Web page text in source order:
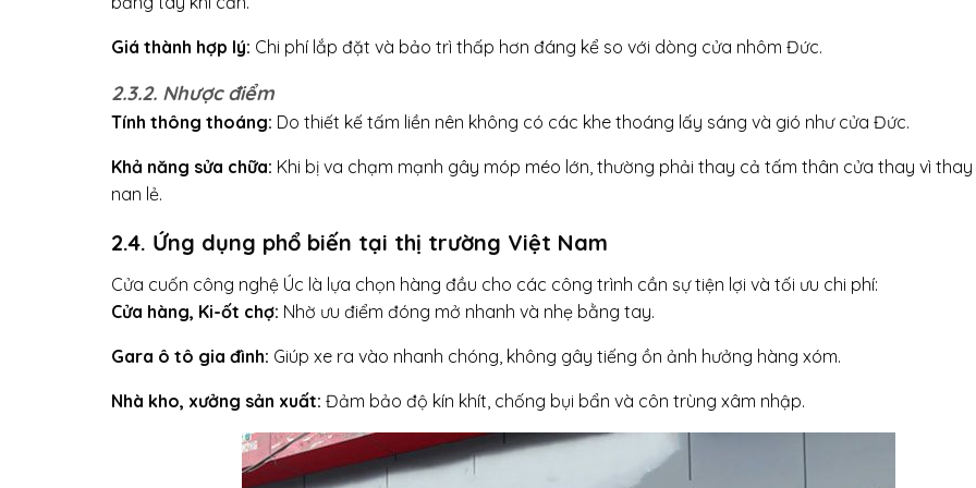
Giá thành hợp lý: Chi phí lắp đặt và bảo trì thấp hơn đáng kể so với dòng cửa nhôm Đức.
2.3.2. Nhược điểm
Tính thông thoáng: Do thiết kế tấm liền nên không có các khe thoáng lấy sáng và gió như cửa Đức.
Khả năng sửa chữa: Khi bị va chạm mạnh gây móp méo lớn, thường phải thay cả tấm thân cửa thay vì
nan lẻ.
2.4. Ứng dụng phổ biến tại thị trường Việt Nam
Cửa cuốn công nghệ Úc là lựa chọn hàng đầu cho các công trình cần sự tiện lợi và tối ưu chi phí:
Cửa hàng, Ki-ốt chợ: Nhờ ưu điểm đóng mở nhanh và nhẹ bằng tay.
Gara ô tô gia đình: Giúp xe ra vào nhanh chóng, không gây tiếng ồn ảnh hưởng hàng xóm.
Nhà kho, xưởng sản xuất: Đảm bảo độ kín khít, chống bụi bẩn và côn trùng xâm nhập.